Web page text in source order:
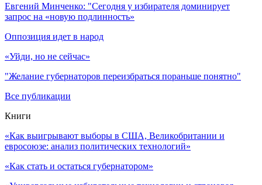
Евгений Минченко: "Сегодня у избирателя доминирует
запрос на «новую подлинность»
Оппозиция идет в народ
«Уйди, но не сейчас»
"Желание губернаторов переизбраться пораньше понятно"
Все публикации
Книги
«Как выигрывают выборы в США, Великобритании и
евросоюзе: анализ политических технологий»
«Как стать и остаться губернатором»